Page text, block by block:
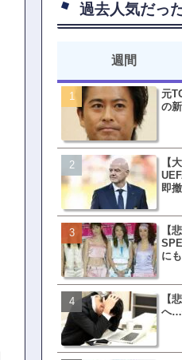
過去人気だっ
週間
元
の
【
即
【
に
【
へ…